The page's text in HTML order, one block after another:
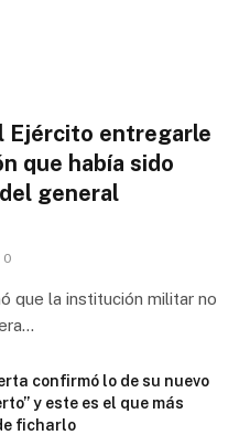
Ejército entregarle
que había sido
general
0
que la institución militar no
confirmó lo de su nuevo
y este es el que más
ficharlo